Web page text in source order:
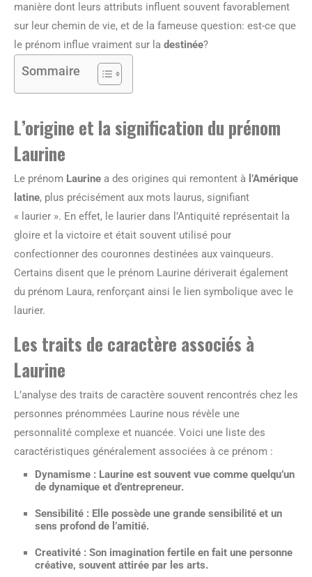
manière dont leurs attributs influent souvent favorablement
sur leur chemin de vie, et de la fameuse question: est-ce que
le prénom influe vraiment sur la destinée?
Sommaire
L’origine et la signification du prénom
Laurine
Le prénom Laurine a des origines qui remontent à l’Amérique
latine, plus précisément aux mots laurus, signifiant
« laurier ». En effet, le laurier dans l’Antiquité représentait la
gloire et la victoire et était souvent utilisé pour
confectionner des couronnes destinées aux vainqueurs.
Certains disent que le prénom Laurine dériverait également
du prénom Laura, renforçant ainsi le lien symbolique avec le
laurier.
Les traits de caractère associés à
Laurine
L’analyse des traits de caractère souvent rencontrés chez les
personnes prénommées Laurine nous révèle une
personnalité complexe et nuancée. Voici une liste des
caractéristiques généralement associées à ce prénom :
Dynamisme : Laurine est souvent vue comme quelqu’un
de dynamique et d’entrepreneur.
Sensibilité : Elle possède une grande sensibilité et un
sens profond de l’amitié.
Creativité : Son imagination fertile en fait une personne
créative, souvent attirée par les arts.